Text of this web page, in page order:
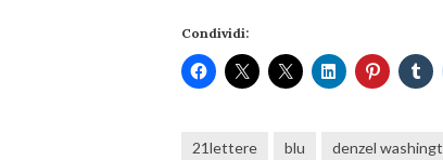
Condividi:
21lettere blu denzel